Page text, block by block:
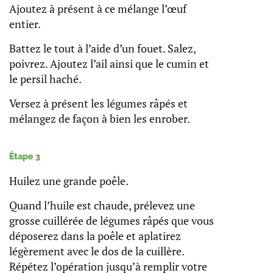
Ajoutez à présent à ce mélange l’œuf
entier.
Battez le tout à l’aide d’un fouet. Salez,
poivrez. Ajoutez l’ail ainsi que le cumin et
le persil haché.
Versez à présent les légumes râpés et
mélangez de façon à bien les enrober.
Étape 3
Huilez une grande poêle.
Quand l’huile est chaude, prélevez une
grosse cuillérée de légumes râpés que vous
déposerez dans la poêle et aplatirez
légèrement avec le dos de la cuillère.
Répétez l’opération jusqu’à remplir votre